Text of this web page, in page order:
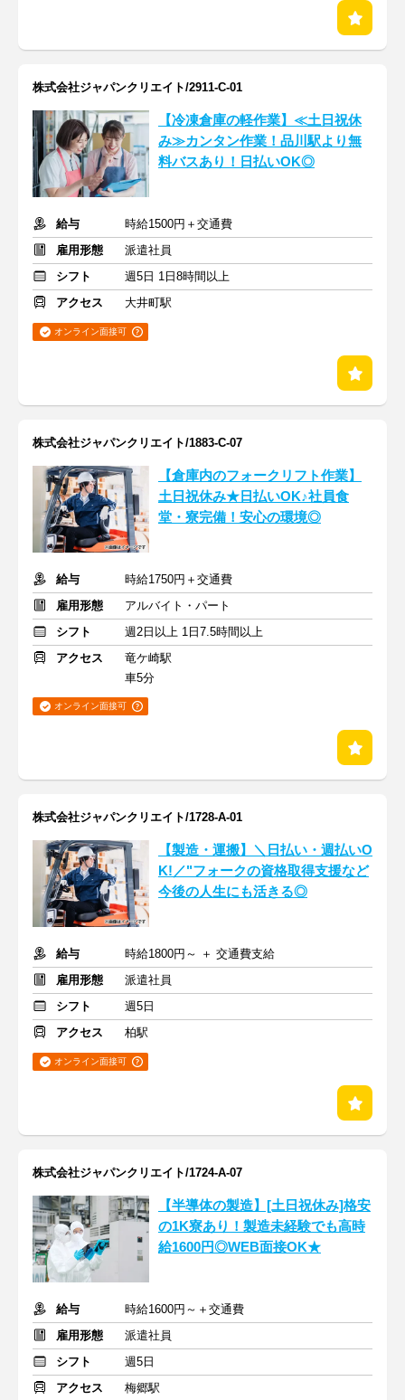
株式会社ジャパンクリエイト/2911-C-01
【冷凍倉庫の軽作業】≪土日祝休
み≫カンタン作業！品川駅より無
料バスあり！日払いOK◎
給与
時給1500円＋交通費
雇用形態
派遣社員
シフト
週5日 1日8時間以上
アクセス
大井町駅
オンライン面接可
株式会社ジャパンクリエイト/1883-C-07
【倉庫内のフォークリフト作業】
土日祝休み★日払いOK♪社員食
堂・寮完備！安心の環境◎
給与
時給1750円＋交通費
雇用形態
アルバイト・パート
シフト
週2日以上 1日7.5時間以上
アクセス
竜ケ崎駅
車5分
オンライン面接可
株式会社ジャパンクリエイト/1728-A-01
【製造・運搬】＼日払い・週払いO
K!／"フォークの資格取得支援など
今後の人生にも活きる◎
給与
時給1800円～ ＋ 交通費支給
雇用形態
派遣社員
シフト
週5日
アクセス
柏駅
オンライン面接可
株式会社ジャパンクリエイト/1724-A-07
【半導体の製造】[土日祝休み]格安
の1K寮あり！製造未経験でも高時
給1600円◎WEB面接OK★
給与
時給1600円～＋交通費
雇用形態
派遣社員
シフト
週5日
アクセス
梅郷駅